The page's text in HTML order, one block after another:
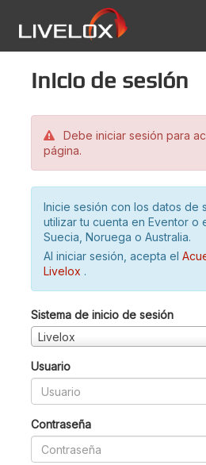
Inicio de sesión
Debe iniciar sesión para
página.
Inicie sesión con los datos de
utilizar tu cuenta en Eventor o
Suecia, Noruega o Australia.
Al iniciar sesión, acepta el
Livelox .
Sistema de inicio de sesión
Livelox
Usuario
Contraseña